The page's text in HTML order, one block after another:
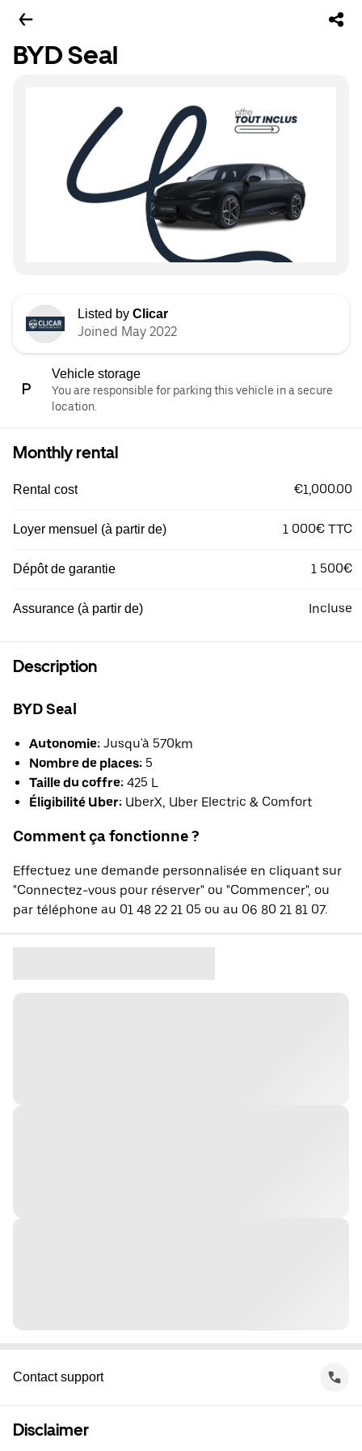
BYD Seal
Listed by Clicar
Joined May 2022
Vehicle storage
You are responsible for parking this vehicle in a secure
location.
Monthly rental
Rental cost €1,000.00
Loyer mensuel (à partir de) 1 000€ TTC
Dépôt de garantie 1 500€
Assurance (à partir de) Incluse
Description
BYD Seal
Autonomie: Jusqu'à 570km
Nombre de places: 5
Taille du coffre: 425 L
Éligibilité Uber: UberX, Uber Electric & Comfort
Comment ça fonctionne ?
Effectuez une demande personnalisée en cliquant sur
"Connectez-vous pour réserver" ou "Commencer", ou
par téléphone au 01 48 22 21 05 ou au 06 80 21 81 07.
Contact support
Disclaimer